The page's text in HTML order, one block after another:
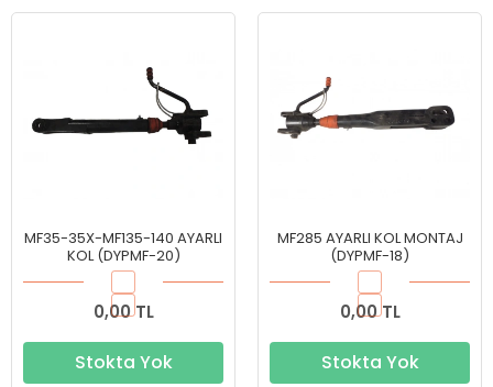
MF35-35X-MF135-140 AYARLI
KOL (DYPMF-20)
0,00 TL
Stokta Yok
MF285 AYARLI KOL MONTAJ
(DYPMF-18)
0,00 TL
Stokta Yok